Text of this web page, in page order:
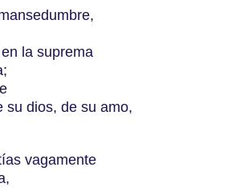
la suprema
su dios, de su amo,
vagamente